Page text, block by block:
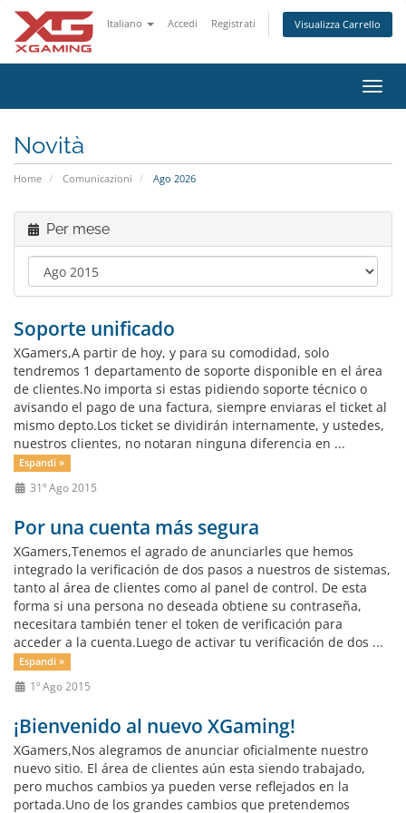
Italiano Accedi Registrati Visualizza Carrello
Attiva
Novità
Home Comunicazioni Ago 2026
Per mese
Soporte unificado
XGamers,A partir de hoy, y para su comodidad, solo
tendremos 1 departamento de soporte disponible en el área
de clientes.No importa si estas pidiendo soporte técnico o
avisando el pago de una factura, siempre enviaras el ticket al
mismo depto.Los ticket se dividirán internamente, y ustedes,
nuestros clientes, no notaran ninguna diferencia en ...
Espandi »
31º Ago 2015
Por una cuenta más segura
XGamers,Tenemos el agrado de anunciarles que hemos
integrado la verificación de dos pasos a nuestros de sistemas,
tanto al área de clientes como al panel de control. De esta
forma si una persona no deseada obtiene su contraseña,
necesitara también tener el token de verificación para
acceder a la cuenta.Luego de activar tu verificación de dos ...
Espandi »
1º Ago 2015
¡Bienvenido al nuevo XGaming!
XGamers,Nos alegramos de anunciar oficialmente nuestro
nuevo sitio. El área de clientes aún esta siendo trabajado,
pero muchos cambios ya pueden verse reflejados en la
portada.Uno de los grandes cambios que pretendemos